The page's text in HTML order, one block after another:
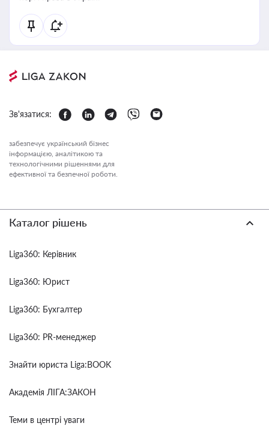
Зв'язатися:
забезпечує український бізнес
інформацією, аналітикою та
технологічними рішеннями для
ефективної та безпечної роботи.
Каталог рішень
Liga360: Керівник
Liga360: Юрист
Liga360: Бухгалтер
Liga360: PR-менеджер
Знайти юриста Liga:BOOK
Академія ЛІГА:ЗАКОН
Теми в центрі уваги